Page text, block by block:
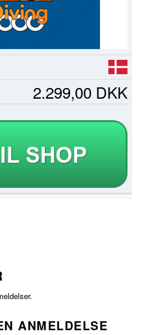
2.299,00 DKK
ANMELDELSE